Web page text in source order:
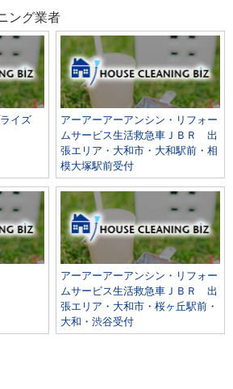
ング業者
イズ
アーアーアーアンシン・リフォー
ムサービス生活救急車ＪＢＲ 出
張エリア・大和市・大和駅前・相
模大塚駅前受付
アーアーアーアンシン・リフォー
ムサービス生活救急車ＪＢＲ 出
張エリア・大和市・桜ヶ丘駅前・
大和・渋谷受付